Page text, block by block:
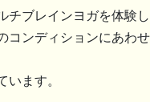
チブレインヨガを体験
コンディションにあわ
います。